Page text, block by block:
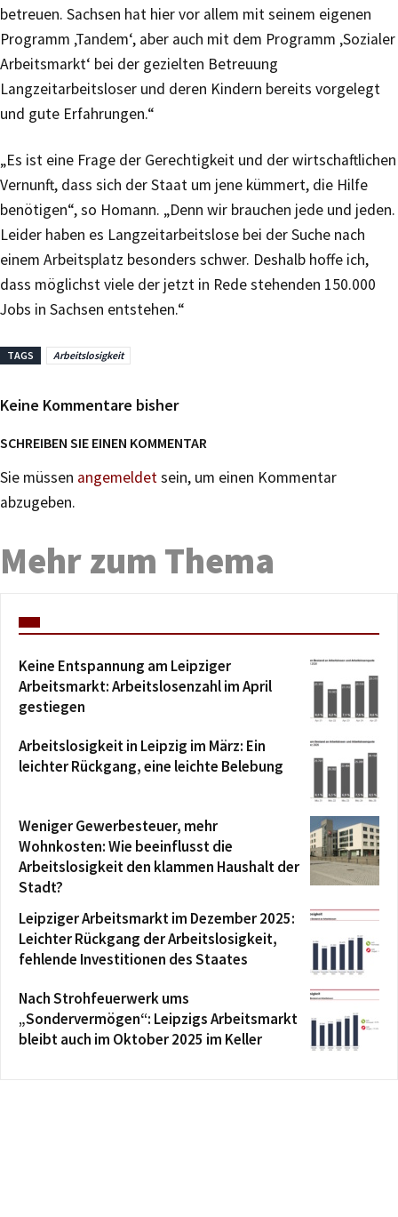
betreuen. Sachsen hat hier vor allem mit seinem eigenen
Programm ‚Tandem‘, aber auch mit dem Programm ‚Sozialer
Arbeitsmarkt‘ bei der gezielten Betreuung
Langzeitarbeitsloser und deren Kindern bereits vorgelegt
und gute Erfahrungen.“
„Es ist eine Frage der Gerechtigkeit und der wirtschaftlichen
Vernunft, dass sich der Staat um jene kümmert, die Hilfe
benötigen“, so Homann. „Denn wir brauchen jede und jeden.
Leider haben es Langzeitarbeitslose bei der Suche nach
einem Arbeitsplatz besonders schwer. Deshalb hoffe ich,
dass möglichst viele der jetzt in Rede stehenden 150.000
Jobs in Sachsen entstehen.“
TAGS Arbeitslosigkeit
Keine Kommentare bisher
SCHREIBEN SIE EINEN KOMMENTAR
Sie müssen angemeldetsein, um einen Kommentar
abzugeben.
Mehr zum Thema
Keine Entspannung am Leipziger
Arbeitsmarkt: Arbeitslosenzahl im April
gestiegen
Arbeitslosigkeit in Leipzig im März: Ein
leichter Rückgang, eine leichte Belebung
Weniger Gewerbesteuer, mehr
Wohnkosten: Wie beeinflusst die
Arbeitslosigkeit den klammen Haushalt der
Stadt?
Leipziger Arbeitsmarkt im Dezember 2025:
Leichter Rückgang der Arbeitslosigkeit,
fehlende Investitionen des Staates
Nach Strohfeuerwerk ums
„Sondervermögen“: Leipzigs Arbeitsmarkt
bleibt auch im Oktober 2025 im Keller